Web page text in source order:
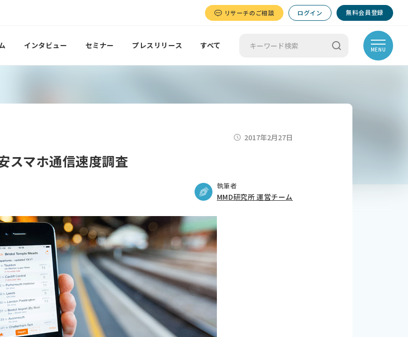
リサーチのご相談 ログイン 無料会員登録
インタビュー セミナー プレスリリース すべて MENU
2017年2月27日
スマホ通信速度調査
執筆者
MMD研究所 運営チーム